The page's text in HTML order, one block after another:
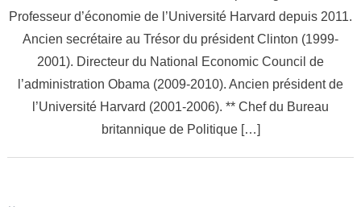
et
l’euro,
vus
par
au
Professeur d’économie de l’Université Harvard depuis 2011.
Ancien secrétaire au Trésor du président Clinton (1999-
2001). Directeur du National Economic Council de
l’administration Obama (2009-2010). Ancien président de
l’Université Harvard (2001-2006). ** Chef du Bureau
britannique de Politique […]